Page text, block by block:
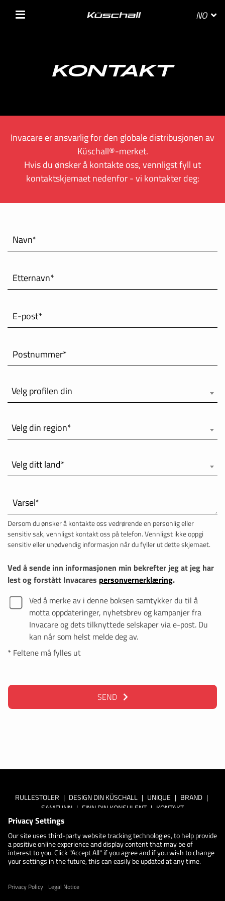
NO
KONTAKT
Invacare er ansvarlig for den globale distribusjonen av
Küschall®-merket.
Hvis du ønsker å kontakte oss, vennligst fyll ut
kontaktskjemaet nedenfor - vi kontakter deg:
Navn*
Etternavn*
E-post*
Postnummer*
Velg profilen din
Velg din region*
Velg ditt land*
Varsel*
Dersom du ønsker å kontakte oss vedrørende en personlig eller
sensitiv sak, vennligst kontakt oss på telefon. Vennligst ikke oppgi
sensitiv eller unødvendig informasjon når du fyller ut dette skjemaet.
Ved å sende inn informasjonen min bekrefter jeg at jeg har
lest og forstått Invacares personvernerklæring.
Ved å merke av i denne boksen samtykker du til å
motta oppdateringer, nyhetsbrev og kampanjer fra
Invacare og dets tilknyttede selskaper via e-post. Du
kan når som helst melde deg av.
* Feltene må fylles ut
SEND
VELG DITT LAND
BELGIE
BELGIQUE
DANMARK
INTERNATIONAL
IRELAND
NEDERLAND
NORWAY
SCHWEIZ
SPAIN
UNITED KINGDOM
RULLESTOLER | DESIGN DIN KÜSCHALL | UNIQUE | BRAND |
SAMFUNN | FINN DIN KONSULENT | KONTAKT